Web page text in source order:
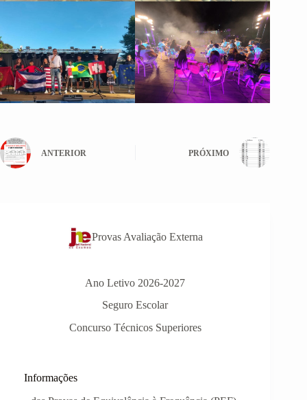
ANTERIOR PRÓXIMO
Provas Avaliação Externa
Ano Letivo 2026-2027
Seguro Escolar
Concurso Técnicos Superiores
Informações